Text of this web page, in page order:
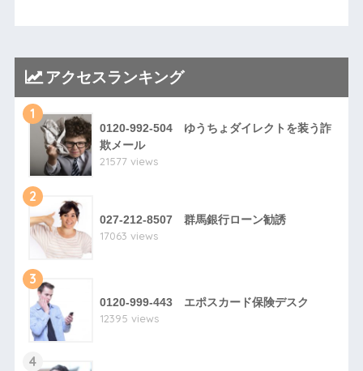
アクセスランキング
1
0120-992-504 ゆうちょダイレクトを装う詐
欺メール
21577 views
2
027-212-8507 群馬銀行ローン勧誘
17063 views
3
0120-999-443 エポスカード保険デスク
12395 views
4